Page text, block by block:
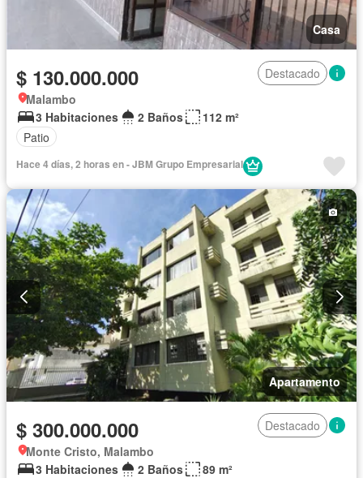
Casa
$ 130.000.000
Destacado
Malambo
3 Habitaciones
2 Baños
112 m²
Patio
Hace 4 días, 2 horas en - JBM Grupo Empresarial
Apartamento
$ 300.000.000
Destacado
Monte Cristo, Malambo
3 Habitaciones
2 Baños
89 m²